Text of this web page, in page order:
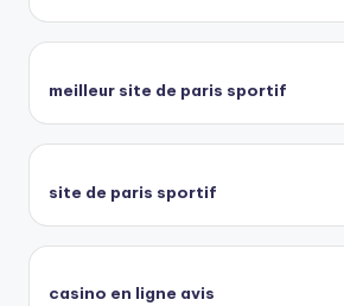
meilleur site de paris sportif
site de paris sportif
casino en ligne avis